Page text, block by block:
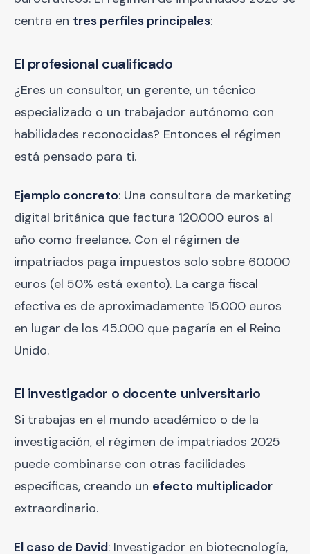
centra en tres perfiles principales:
El profesional cualificado
¿Eres un consultor, un gerente, un técnico
especializado o un trabajador autónomo con
habilidades reconocidas? Entonces el régimen
está pensado para ti.
Ejemplo concreto: Una consultora de marketing
digital británica que factura 120.000 euros al
año como freelance. Con el régimen de
impatriados paga impuestos solo sobre 60.000
euros (el 50% está exento). La carga fiscal
efectiva es de aproximadamente 15.000 euros
en lugar de los 45.000 que pagaría en el Reino
Unido.
El investigador o docente universitario
Si trabajas en el mundo académico o de la
investigación, el régimen de impatriados 2025
puede combinarse con otras facilidades
específicas, creando un efecto multiplicador
extraordinario.
El caso de David: Investigador en biotecnología,